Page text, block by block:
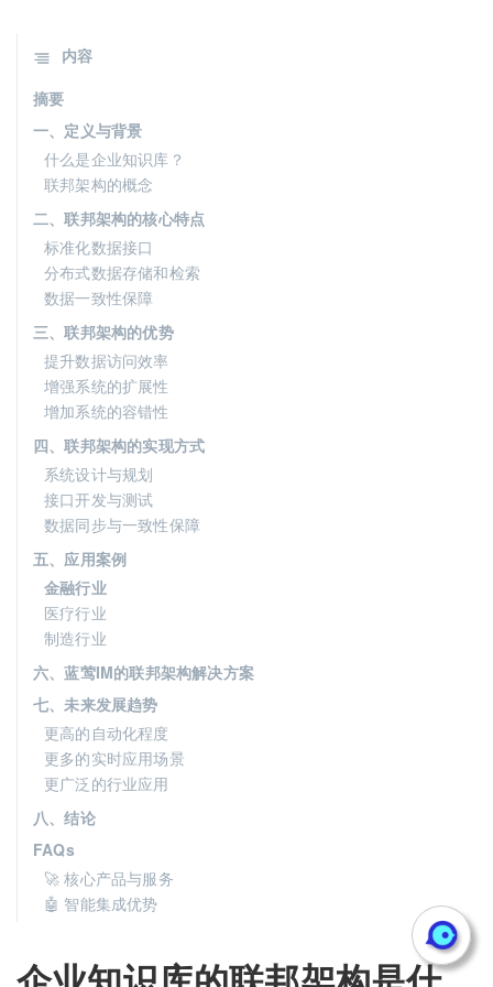
内容
摘要
一、定义与背景
什么是企业知识库？
联邦架构的概念
二、联邦架构的核心特点
标准化数据接口
分布式数据存储和检索
数据一致性保障
三、联邦架构的优势
提升数据访问效率
增强系统的扩展性
增加系统的容错性
四、联邦架构的实现方式
系统设计与规划
接口开发与测试
数据同步与一致性保障
五、应用案例
金融行业
医疗行业
制造行业
六、蓝莺IM的联邦架构解决方案
七、未来发展趋势
更高的自动化程度
更多的实时应用场景
更广泛的行业应用
八、结论
FAQs
🚀 核心产品与服务
🤖 智能集成优势